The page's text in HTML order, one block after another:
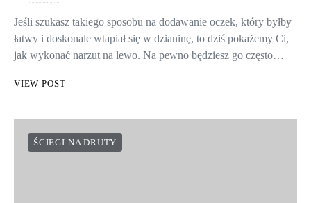
Jeśli szukasz takiego sposobu na dodawanie oczek, który byłby
łatwy i doskonale wtapiał się w dzianinę, to dziś pokażemy Ci,
jak wykonać narzut na lewo. Na pewno będziesz go często…
VIEW POST
ŚCIEGI NA DRUTY